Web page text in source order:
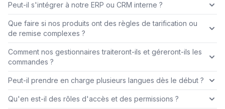
Peut-il s'intégrer à notre ERP ou CRM interne ?
Que faire si nos produits ont des règles de tarification ou
de remise complexes ?
Comment nos gestionnaires traiteront-ils et géreront-ils les
commandes ?
Peut-il prendre en charge plusieurs langues dès le début ?
Qu'en est-il des rôles d'accès et des permissions ?